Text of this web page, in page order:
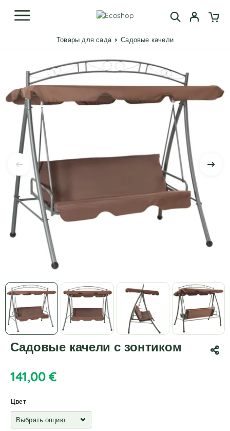
Товары для сада Садовые качели
Садовые качели с зонтиком
141,00€
Цвет